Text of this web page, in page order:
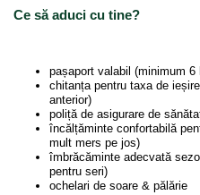
Ce să aduci cu tine?
pașaport valabil (minimum 6
chitanța pentru taxa de
anterior)
poliță de asigurare de
încălțăminte confortabilă
mult mers pe jos)
îmbrăcăminte adecvată
pentru seri)
ochelari de soare & pălărie